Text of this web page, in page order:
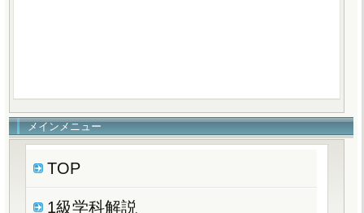
メインメニュー
TOP
1級学科解説